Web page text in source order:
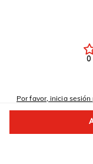
0
Por favor, inicia